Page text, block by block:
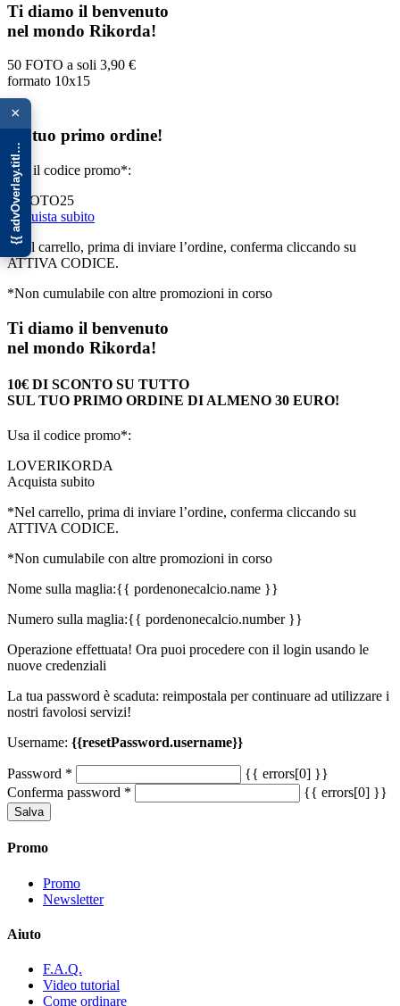
Ti diamo il benvenuto
nel mondo Rikorda!
50 FOTO a soli 3,90 €
formato 10x15
sul tuo primo ordine!
Usa il codice promo*:
50FOTO25
Acquista subito
*Nel carrello, prima di inviare l’ordine, conferma cliccando su
ATTIVA CODICE.
*Non cumulabile con altre promozioni in corso
×
{{ advOverlay.title || 'Promo' }}
Ti diamo il benvenuto
nel mondo Rikorda!
10€ DI SCONTO SU TUTTO
SUL TUO PRIMO ORDINE DI ALMENO 30 EURO!
Usa il codice promo*:
LOVERIKORDA
Acquista subito
*Nel carrello, prima di inviare l’ordine, conferma cliccando su
ATTIVA CODICE.
*Non cumulabile con altre promozioni in corso
Nome sulla maglia:{{ pordenonecalcio.name }}
Numero sulla maglia:{{ pordenonecalcio.number }}
Operazione effettuata! Ora puoi procedere con il login usando le
nuove credenziali
La tua password è scaduta: reimpostala per continuare ad utilizzare i
nostri favolosi servizi!
Username: {{resetPassword.username}}
Password *
{{ errors[0] }}
Conferma password * {{ errors[0] }}
Salva
Promo
Promo
Newsletter
Aiuto
F.A.Q.
Video tutorial
Come ordinare